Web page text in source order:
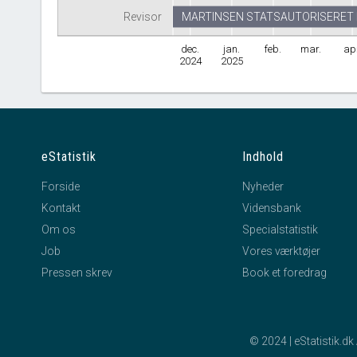
Revisor
dec.
2024
jan.
2025
feb. mar.
MARTINSEN
eStatistik
Forside
Kontakt
Om os
Job
Pressen skrev
Indhold
Nyheder
Vidensbank
Specialstatistik
Vores værktøjer
Book et foredrag
© 2024 | eStatistik.dk